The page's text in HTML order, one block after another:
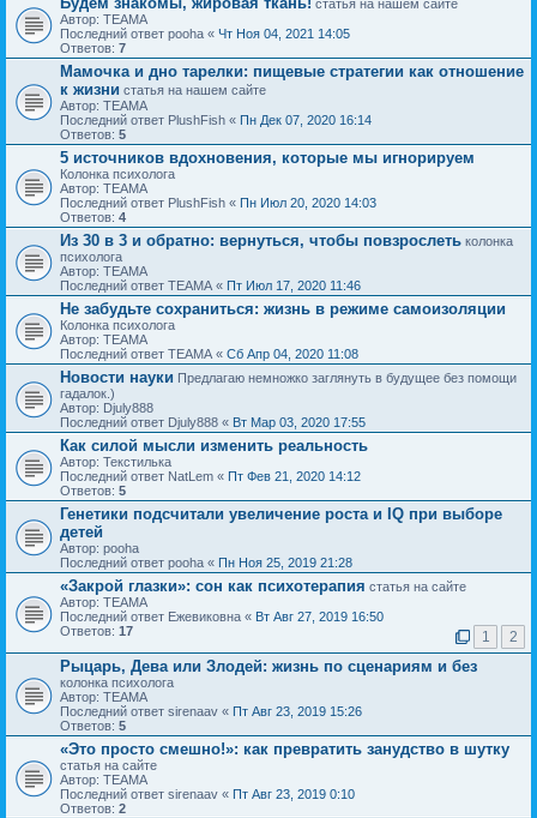
статья на нашем сайте
Автор: ТЕАМА
Последний ответ pooha « Чт Ноя 04, 2021 14:05
Ответов: 7
Мамочка и дно тарелки: пищевые стратегии как отношение
к жизни статья на нашем сайте
Автор: ТЕАМА
Последний ответ PlushFish « Пн Дек 07, 2020 16:14
Ответов: 5
5 источников вдохновения, которые мы игнорируем
Колонка психолога
Автор: ТЕАМА
Последний ответ PlushFish « Пн Июл 20, 2020 14:03
Ответов: 4
Из 30 в 3 и обратно: вернуться, чтобы повзрослеть колонка
психолога
Автор: ТЕАМА
Последний ответ ТЕАМА « Пт Июл 17, 2020 11:46
Не забудьте сохраниться: жизнь в режиме самоизоляции
Колонка психолога
Автор: ТЕАМА
Последний ответ ТЕАМА « Сб Апр 04, 2020 11:08
Новости науки Предлагаю немножко заглянуть в будущее без помощи
гадалок.)
Автор: Djuly888
Последний ответ Djuly888 « Вт Мар 03, 2020 17:55
Как силой мысли изменить реальность
Автор: Текстилька
Последний ответ NatLem « Пт Фев 21, 2020 14:12
Ответов: 5
Генетики подсчитали увеличение роста и IQ при выборе
детей
Автор: pooha
Последний ответ pooha « Пн Ноя 25, 2019 21:28
«Закрой глазки»: сон как психотерапия статья на сайте
Автор: ТЕАМА
Последний ответ Ежевиковна « Вт Авг 27, 2019 16:50
Ответов: 17 1 2
Рыцарь, Дева или Злодей: жизнь по сценариям и без
колонка психолога
Автор: ТЕАМА
Последний ответ sirenaav « Пт Авг 23, 2019 15:26
Ответов: 5
«Это просто смешно!»: как превратить занудство в шутку
статья на сайте
Автор: ТЕАМА
Последний ответ sirenaav « Пт Авг 23, 2019 0:10
Ответов: 2